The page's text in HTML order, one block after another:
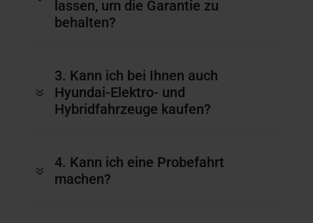
lassen, um die Garantie zu
behalten?
7
3. Kann ich bei Ihnen auch
Hyundai-Elektro- und
Hybridfahrzeuge kaufen?
7
4. Kann ich eine Probefahrt
machen?